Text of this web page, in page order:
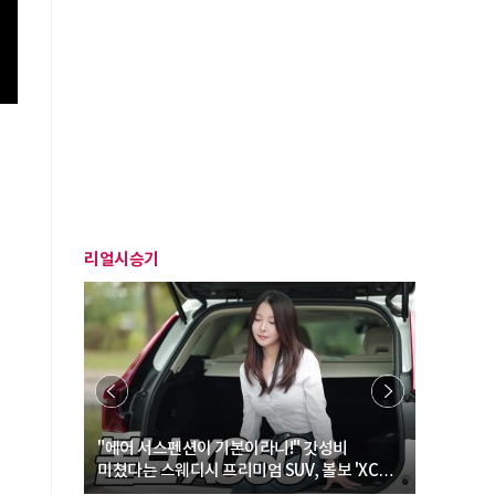
리얼시승기
"에어 서스펜션이 기본이라니!" 갓성비
미쳤다는 스웨디시 프리미엄 SUV, 볼보 'XC60